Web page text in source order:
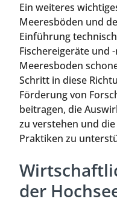
Ein weiteres
Meeresböden und
Einführung
Fischereigeräte und
Meeresboden
Schritt in diese
Förderung von
beitragen, die
zu verstehen und
Praktiken zu
der